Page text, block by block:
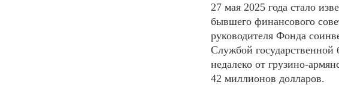
27 мая 2025 года стало
бывшего финансового
руководителя Фонда
Службой государственной
недалеко от грузино-
42 миллионов долларов.